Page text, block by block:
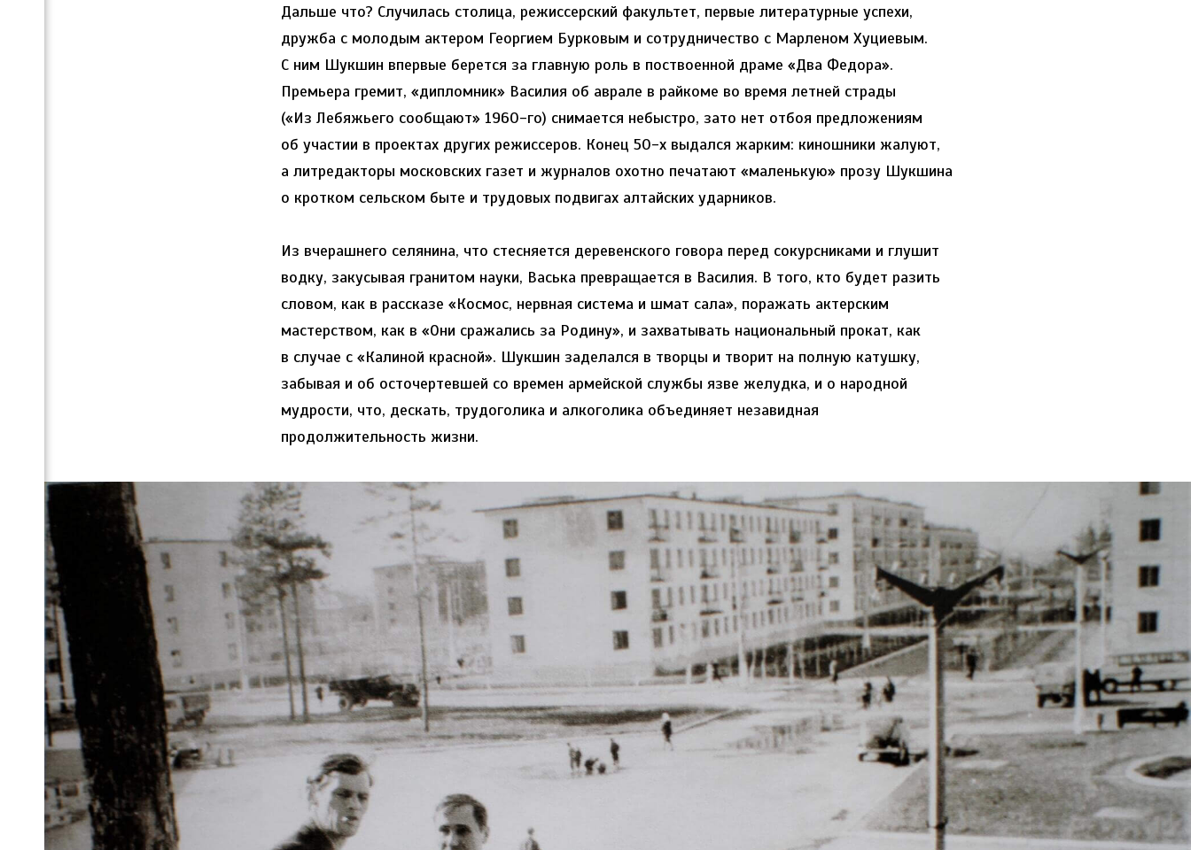
Дальше что? Случилась столица, режиссерский факультет, первые литературные успехи,
дружба с молодым актером Георгием Бурковым и сотрудничество с Марленом Хуциевым.
С ним Шукшин впервые берется за главную роль в поствоенной драме «Два Федора».
Премьера гремит, «дипломник» Василия об аврале в райкоме во время летней страды
(«Из Лебяжьего сообщают» 1960-го) снимается небыстро, зато нет отбоя предложениям
об участии в проектах других режиссеров. Конец 50-х выдался жарким: киношники жалуют,
а литредакторы московских газет и журналов охотно печатают «маленькую» прозу Шукшина
о кротком сельском быте и трудовых подвигах алтайских ударников.
Из вчерашнего селянина, что стесняется деревенского говора перед сокурсниками и глушит
водку, закусывая гранитом науки, Васька превращается в Василия. В того, кто будет разить
словом, как в рассказе «Космос, нервная система и шмат сала», поражать актерским
мастерством, как в «Они сражались за Родину», и захватывать национальный прокат, как
в случае с «Калиной красной». Шукшин заделался в творцы и творит на полную катушку,
забывая и об осточертевшей со времен армейской службы язве желудка, и о народной
мудрости, что, дескать, трудоголика и алкоголика объединяет незавидная
продолжительность жизни.